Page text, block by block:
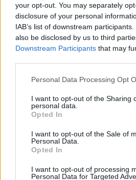
your opt-out. You may separately
disclosure of your personal
IAB’s list of downstream
also be disclosed by us to third
Downstream Participants that may
Please note that this website/app
not limited to your visit or usage
grant or deny consent to Google
use your data for below specified
consent section.
Personal Data Processing Opt
I want to opt-out of the Sharing
personal data.
Opted In
I want to opt-out of the Sale of
Personal Data.
Opted In
I want to opt-out of processing
Personal Data for Targeted
Aktuális